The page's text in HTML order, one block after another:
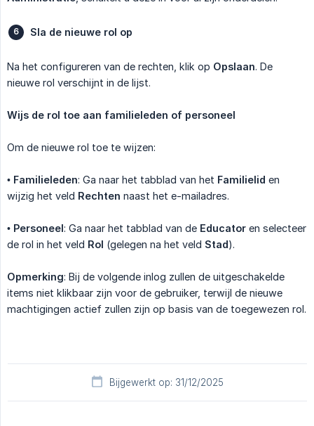
Sla de nieuwe rol op
Na het configureren van de rechten, klik op Opslaan. De
nieuwe rol verschijnt in de lijst.
Wijs de rol toe aan familieleden of personeel
Om de nieuwe rol toe te wijzen:
• Familieleden: Ga naar het tabblad van het Familielid en
wijzig het veld Rechten naast het e-mailadres.
• Personeel: Ga naar het tabblad van de Educator en selecteer
de rol in het veld Rol (gelegen na het veld Stad).
Opmerking: Bij de volgende inlog zullen de uitgeschakelde
items niet klikbaar zijn voor de gebruiker, terwijl de nieuwe
machtigingen actief zullen zijn op basis van de toegewezen rol.
Bijgewerkt op: 31/12/2025